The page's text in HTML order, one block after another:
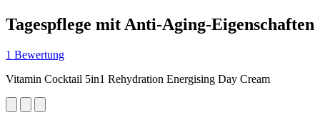
Tagespflege mit Anti-Aging-Eigenschaften
1 Bewertung
Vitamin Cocktail 5in1 Rehydration Energising Day Cream